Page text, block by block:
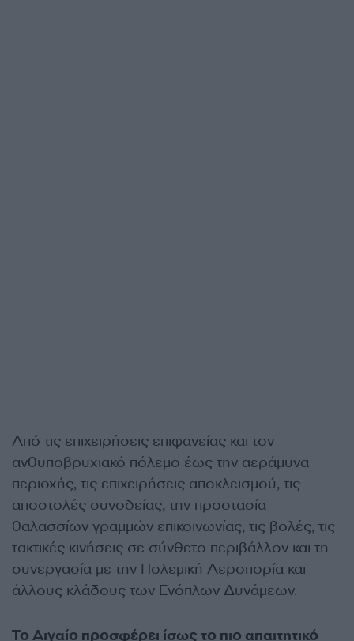
Από τις επιχειρήσεις επιφανείας και τον
ανθυποβρυχιακό πόλεμο έως την αεράμυνα
περιοχής, τις επιχειρήσεις αποκλεισμού, τις
αποστολές συνοδείας, την προστασία
θαλασσίων γραμμών επικοινωνίας, τις βολές, τις
τακτικές κινήσεις σε σύνθετο περιβάλλον και τη
συνεργασία με την Πολεμική Αεροπορία και
άλλους κλάδους των Ενόπλων Δυνάμεων.
Το Αιγαίο προσφέρει ίσως το πιο απαιτητικό